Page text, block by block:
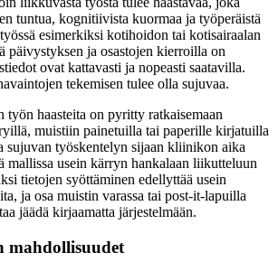
tuntua, kognitiivista kuormaa ja työperäistä
esimerkiksi kotihoidon tai kotisairaalan
päivystyksen ja osastojen kierroilla on
ovat kattavasti ja nopeasti saatavilla.
tekemisen tulee olla sujuvaa.
työn haasteita on pyritty ratkaisemaan
muistiin painetuilla tai paperille kirjatuilla
sujuvan työskentelyn sijaan kliinikon aika
mallissa usein kärryn hankalaan liikutteluun
tietojen syöttäminen edellyttää usein
ja osa muistin varassa tai post-it-lapuilla
jäädä kirjaamatta järjestelmään.